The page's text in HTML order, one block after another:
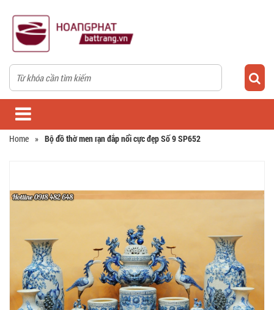
Home » Bộ đồ thờ men rạn đắp nổi cực đẹp Số 9 SP652